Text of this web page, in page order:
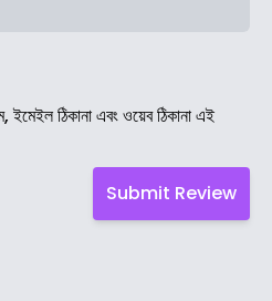
ইমেইল ঠিকানা এবং ওয়েব ঠিকানা এই